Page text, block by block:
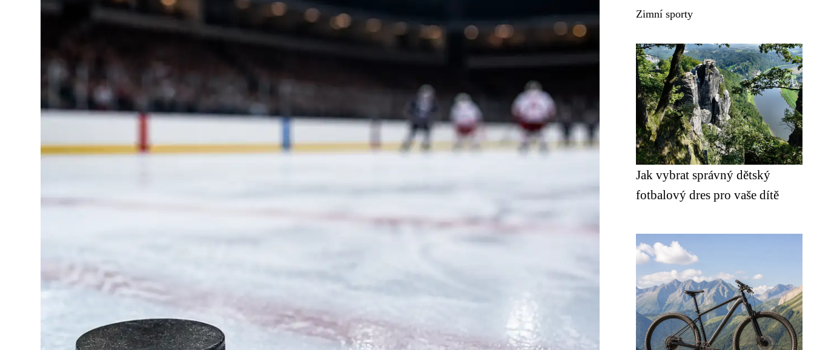
Zimní sporty
Jak vybrat správný dětský
fotbalový dres pro vaše dítě